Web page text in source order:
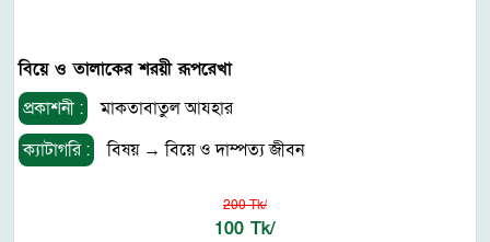
বিয়ে ও তালাকের শরয়ী রূপরেখা
প্রকাশনী :
মাকতাবাতুল আযহার
ক্যাটাগরি :
বিষয়→বিয়ে ও দাম্পত্য জীবন
200 Tk/
100 Tk/